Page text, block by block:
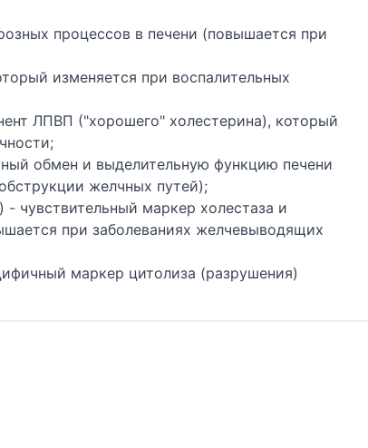
процессов в печени (повышается при
изменяется при воспалительных
ЛПВП ("хорошего" холестерина), который
обмен и выделительную функцию печени
желчных путей);
чувствительный маркер холестаза и
при заболеваниях желчевыводящих
маркер цитолиза (разрушения)